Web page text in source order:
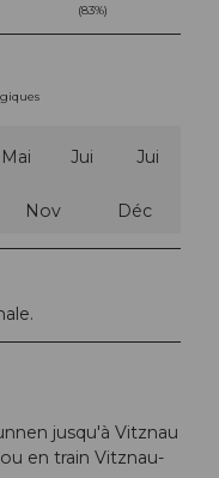
(83%)
Mai Jui Jui
Nov Déc
jusqu'à Vitznau
en train Vitznau-